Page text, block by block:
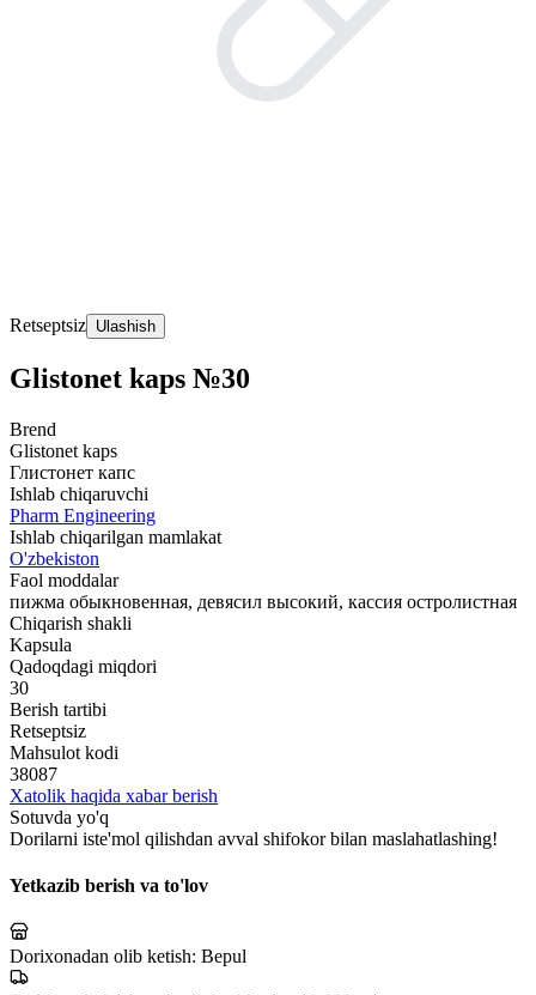
Retseptsiz Ulashish
Glistonet kaps №30
Brend
Glistonet kaps
Глистонет капс
Ishlab chiqaruvchi
Pharm Engineering
Ishlab chiqarilgan mamlakat
O'zbekiston
Faol moddalar
пижма обыкновенная, девясил высокий, кассия остролистная
Chiqarish shakli
Kapsula
Qadoqdagi miqdori
30
Berish tartibi
Retseptsiz
Mahsulot kodi
38087
Xatolik haqida xabar berish
Sotuvda yo'q
Dorilarni iste'mol qilishdan avval shifokor bilan maslahatlashing!
Yetkazib berish va to'lov
Dorixonadan olib ketish: Bepul